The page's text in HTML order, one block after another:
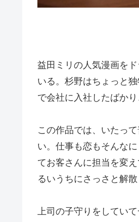
益田ミリの人気漫画を
いる。杉野はちょっと
で会社に入社したばか
この作品では、いたっ
い。仕事も恋もそんな
てお客さんに担当を変
るいうちにさっさと解散
上司の子守りをしてい